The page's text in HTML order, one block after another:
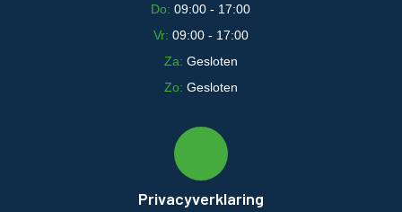
Do:09:00 - 17:00
Vr: 09:00 - 17:00
Za: Gesloten
Zo: Gesloten
Privacyverklaring